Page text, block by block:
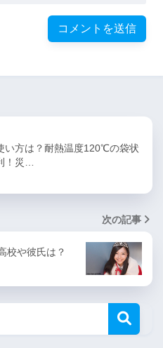
い方は？耐熱温度120℃の袋状
！災…
次の記事
校や彼氏は？